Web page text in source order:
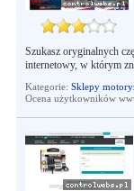
Szukasz oryginalnych
internetowy, w którym
Kategorie: Sklepy
Ocena użytkowników